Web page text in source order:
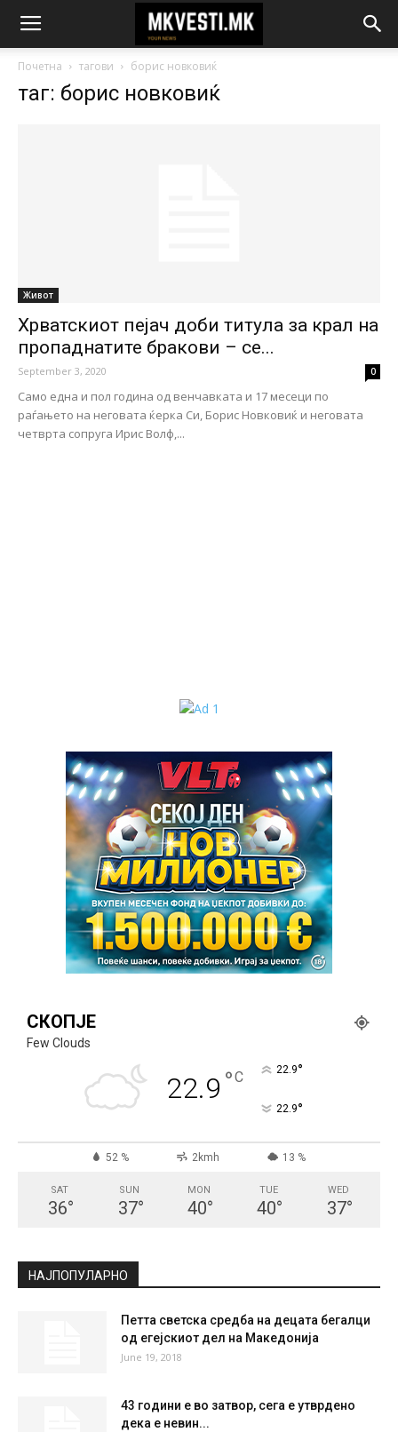
Почетна тагови борис новковиќ
таг: борис новковиќ
Живот
Хрватскиот пејач доби титула за крал на
пропаднатите бракови – се...
September 3, 2020 0
Само една и пол година од венчавката и 17 месеци по
раѓањето на неговата ќерка Си, Борис Новковиќ и неговата
четврта сопруга Ирис Волф,...
СКОПЈЕ
Few Clouds
22.9 °C 22.9°
22.9°
52 % 2kmh 13 %
SAT
36°
SUN
37°
MON
40°
TUE
40°
WED
37°
НАЈПОПУЛАРНО
Петта светска средба на децата бегалци
од егејскиот дел на Македонија
June 19, 2018
43 години е во затвор, сега е утврдено
дека е невин...